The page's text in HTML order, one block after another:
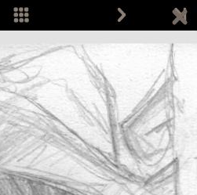
autora na: